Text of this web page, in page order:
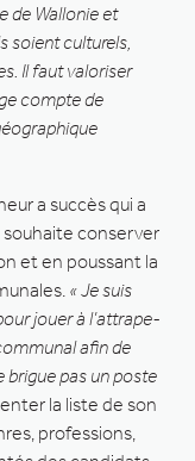
de Wallonie et
soient culturels,
Il faut valoriser
compte de
a succès qui a
souhaite conserver
et en poussant la
« Je suis
jouer à l’attrape-
afin de
brigue pas un poste
la liste de son
professions,